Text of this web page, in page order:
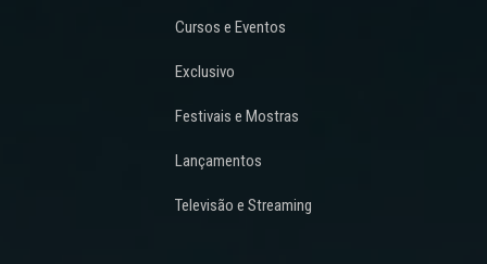
Cursos e Eventos
Exclusivo
Festivais e Mostras
Lançamentos
Televisão e Streaming